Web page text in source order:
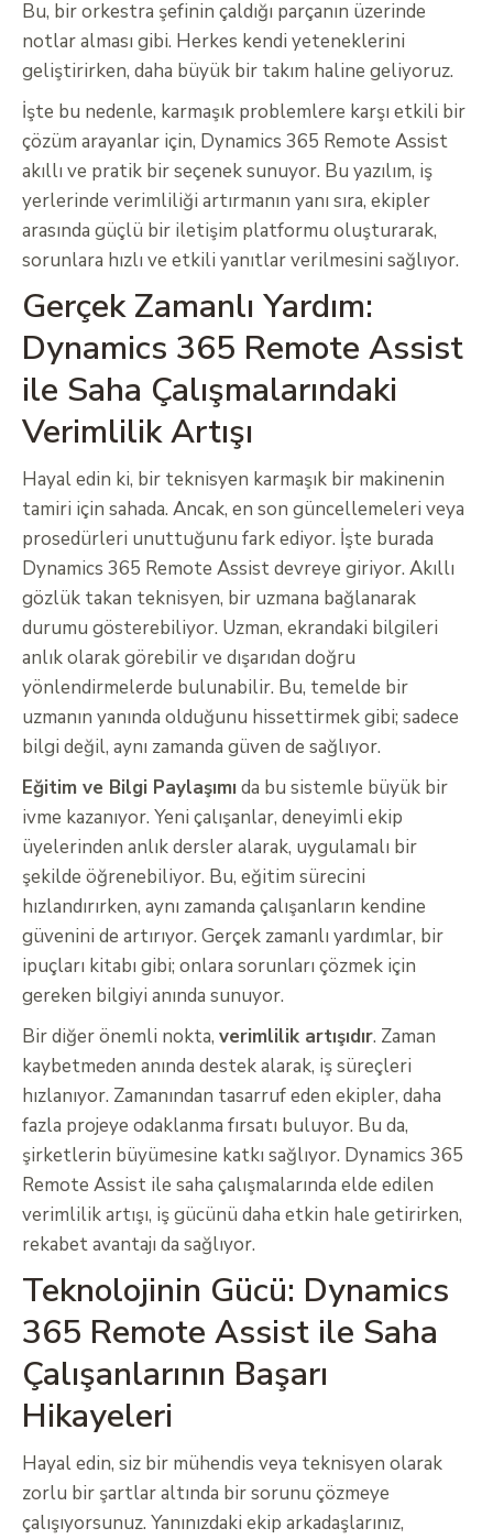
Bu, bir orkestra şefinin çaldığı parçanın üzerinde
notlar alması gibi. Herkes kendi yeteneklerini
geliştirirken, daha büyük bir takım haline geliyoruz.
İşte bu nedenle, karmaşık problemlere karşı etkili bir
çözüm arayanlar için, Dynamics 365 Remote Assist
akıllı ve pratik bir seçenek sunuyor. Bu yazılım, iş
yerlerinde verimliliği artırmanın yanı sıra, ekipler
arasında güçlü bir iletişim platformu oluşturarak,
sorunlara hızlı ve etkili yanıtlar verilmesini sağlıyor.
Gerçek Zamanlı Yardım:
Dynamics 365 Remote Assist
ile Saha Çalışmalarındaki
Verimlilik Artışı
Hayal edin ki, bir teknisyen karmaşık bir makinenin
tamiri için sahada. Ancak, en son güncellemeleri veya
prosedürleri unuttuğunu fark ediyor. İşte burada
Dynamics 365 Remote Assist devreye giriyor. Akıllı
gözlük takan teknisyen, bir uzmana bağlanarak
durumu gösterebiliyor. Uzman, ekrandaki bilgileri
anlık olarak görebilir ve dışarıdan doğru
yönlendirmelerde bulunabilir. Bu, temelde bir
uzmanın yanında olduğunu hissettirmek gibi; sadece
bilgi değil, aynı zamanda güven de sağlıyor.
Eğitim ve Bilgi Paylaşımıda bu sistemle büyük bir
ivme kazanıyor. Yeni çalışanlar, deneyimli ekip
üyelerinden anlık dersler alarak, uygulamalı bir
şekilde öğrenebiliyor. Bu, eğitim sürecini
hızlandırırken, aynı zamanda çalışanların kendine
güvenini de artırıyor. Gerçek zamanlı yardımlar, bir
ipuçları kitabı gibi; onlara sorunları çözmek için
gereken bilgiyi anında sunuyor.
Bir diğer önemli nokta, verimlilik artışıdır. Zaman
kaybetmeden anında destek alarak, iş süreçleri
hızlanıyor. Zamanından tasarruf eden ekipler, daha
fazla projeye odaklanma fırsatı buluyor. Bu da,
şirketlerin büyümesine katkı sağlıyor. Dynamics 365
Remote Assist ile saha çalışmalarında elde edilen
verimlilik artışı, iş gücünü daha etkin hale getirirken,
rekabet avantajı da sağlıyor.
Teknolojinin Gücü: Dynamics
365 Remote Assist ile Saha
Çalışanlarının Başarı
Hikayeleri
Hayal edin, siz bir mühendis veya teknisyen olarak
zorlu bir şartlar altında bir sorunu çözmeye
çalışıyorsunuz. Yanınızdaki ekip arkadaşlarınız,